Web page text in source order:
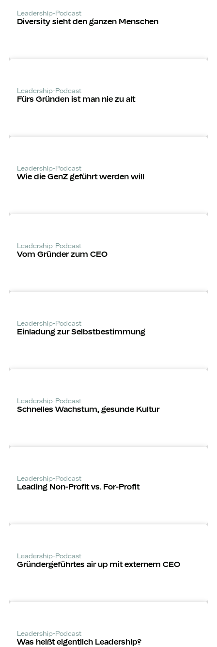
Leadership-Podcast
Diversity sieht den ganzen Menschen
Leadership-Podcast
Fürs Gründen ist man nie zu alt
Leadership-Podcast
Wie die GenZ geführt werden will
Leadership-Podcast
Vom Gründer zum CEO
Leadership-Podcast
Einladung zur Selbst­bestimmung
Leadership-Podcast
Schnelles Wachstum, gesunde Kultur
Leadership-Podcast
Leading Non-Profit vs. For-Profit
Leadership-Podcast
Gründerge­führtes air up mit externem CEO
Leadership-Podcast
Was heißt eigentlich Leadership?